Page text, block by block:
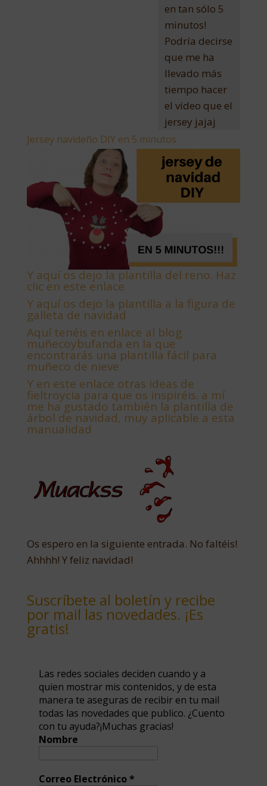
en tan sólo 5
minutos!
Podría decirse
que me ha
llevado más
tiempo hacer
el vídeo que el
jersey jajaj
Jersey navideño DIY en 5 minutos
Y aquí os dejo la plantilla del reno. Haz
clic en este enlace
Y aquí os dejo la plantilla a la figura de
galleta de navidad
Aquí tenéis en enlace al blog
muñecoybufanda en la que
encontrarás una plantilla fácil para
muñeco de nieve
Y en este enlace otras ideas de
fieltroycia para que os inspiréis. a mí
me ha gustado también la plantilla de
árbol de navidad, muy aplicable a esta
manualidad
Os espero en la siguiente entrada. No faltéis!
Ahhhh! Y feliz navidad!
Suscríbete al boletín y recibe
por mail las novedades. ¡Es
gratis!
Las redes sociales deciden cuando y a
quien mostrar mis contenidos, y de esta
manera te aseguras de recibir en tu mail
todas las novedades que publico. ¿Cuento
con tu ayuda?¡Muchas gracias!
Nombre
Correo Electrónico*